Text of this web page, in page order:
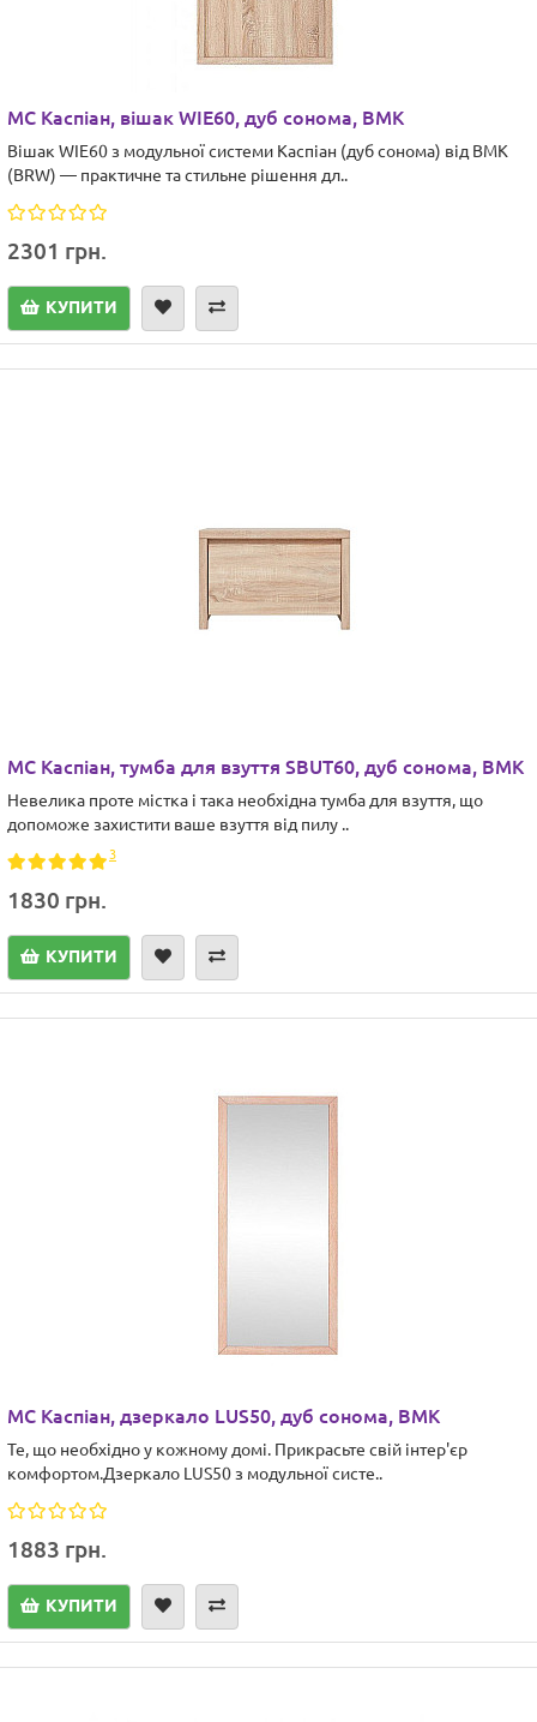
МС Каспіан, вішак WIE60, дуб сонома, ВМК
Вішак WIE60 з модульної системи Каспіан (дуб сонома) від ВМК
(BRW) — практичне та стильне рішення дл..
2301 грн.
КУПИТИ
МС Каспіан, тумба для взуття SBUT60, дуб сонома, ВМК
Невелика проте містка і така необхідна тумба для взуття, що
допоможе захистити ваше взуття від пилу ..
3
1830 грн.
КУПИТИ
МС Каспіан, дзеркало LUS50, дуб сонома, ВМК
Те, що необхідно у кожному домі. Прикрасьте свій інтер'єр
комфортом.Дзеркало LUS50 з модульної систе..
1883 грн.
КУПИТИ